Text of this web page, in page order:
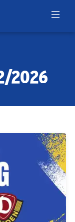
2026